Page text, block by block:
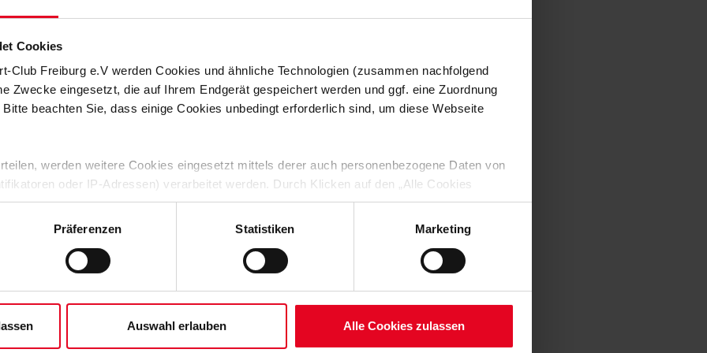
Cookies
Club Freiburg e.V werden Cookies und ähnliche Technologien (zusammen nachfolgend
Zwecke eingesetzt, die auf Ihrem Endgerät gespeichert werden und ggf. eine Zuordnung
beachten Sie, dass einige Cookies unbedingt erforderlich sind, um diese Webseite
werden weitere Cookies eingesetzt mittels derer auch personenbezogene Daten von
oder IP-Adressen) verarbeitet werden. Durch Klicken auf den „Alle Cookies
der Speicherung aller aufgeführten Cookies und der entsprechenden Verarbeitung Ihrer
die unten jeweils angegebene Zwecke gem. § 25 Abs. 1 TDDDG, Art. 6 Abs. 1 lit. a DSGVO
auswählen, werden nur unbedingt erforderliche Cookies eingesetzt. Ihre etwaig erteilten
Präferenzen Statistiken Marketing
Auswahl erlauben Alle Cookies zulassen
Mitspieler waren. Deshalb habe ich nur im Training gegen
Dortmund war. Und im vergangenen Jahr, als ich bei
zwei außergewöhnliche Kollegen gewesen. Ansonsten
schnell er ist. Auch nicht so angenehme Gegner sind zum
Club gewechselt. Wieso hast du dich für den SC
des Vereins und mit Trainer Julian Schuster
wie mit mir geplant wird. Und auch vermittelt, welche
noch besser werden kann. Das hat mich überzeugt und
Wie waren deine ersten Wochen beim SC Freiburg?
erst gewöhnen musste. Zum Beispiel an das höhere Niveau
war ja auch ganz neu zusammengestellt. Zwei Spieler
Anfang kannte ich nur sie – aber dann ist man bald mit zehn
Und was denkst du, warum der SC dich in seine U12